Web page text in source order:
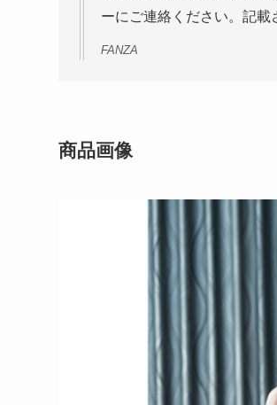
ーにご連絡ください。記載
FANZA
商品画像